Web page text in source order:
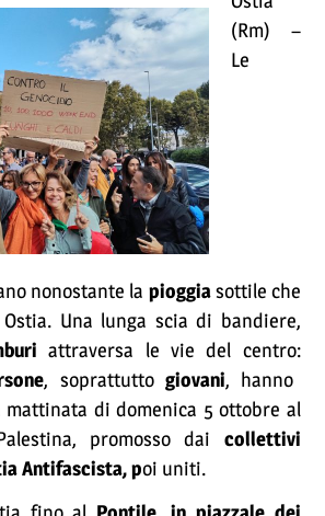
(Rm) –
Le
nonostante la pioggiasottile che
Una lunga scia di bandiere,
attraversa le vie del centro:
, soprattutto giovani, hanno
mattinata di domenica 5 ottobre al
promosso dai collettivi
Antifascista, poi uniti.